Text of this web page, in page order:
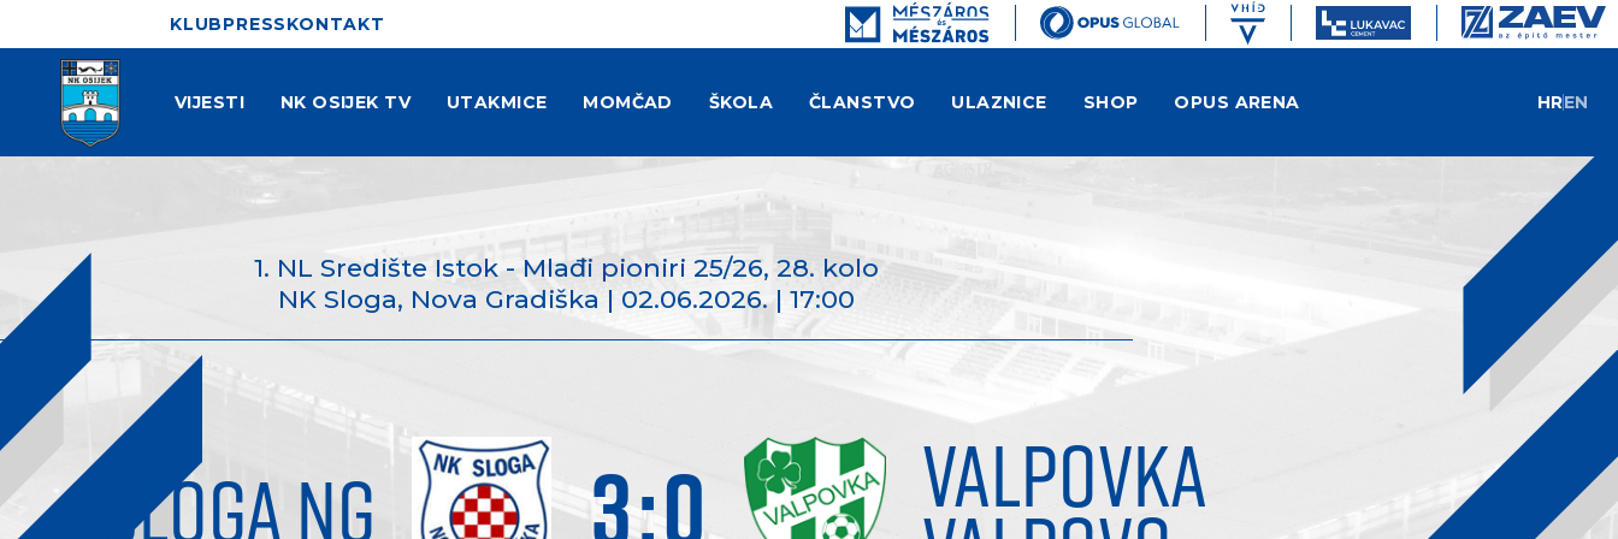
KLUBPRESSKONTAKT
VIJESTI NK OSIJEK TV UTAKMICE MOMČAD ŠKOLA ČLANSTVO ULAZNICE SHOP OPUS ARENA HREN
1. NL Središte Istok - Mlađi pioniri 25/26, 28. kolo
NK Sloga, Nova Gradiška | 02.06.2026. | 17:00
SLOGA NG VALPOVKA
3:0